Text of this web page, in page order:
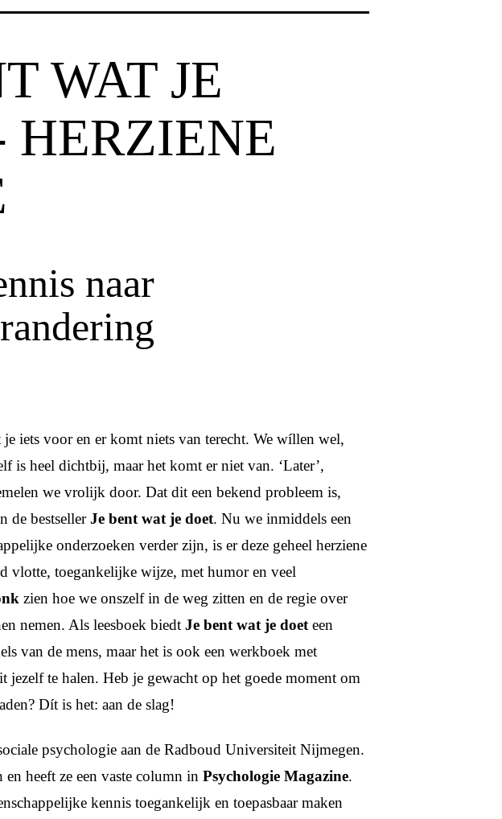
WAT JE
HERZIENE
naar
iets voor en er komt niets van terecht. We wíllen wel,
is heel dichtbij, maar het komt er niet van. ‘Later’,
we vrolijk door. Dat dit een bekend probleem is,
de bestsellerJe bent wat je doet. Nu we inmiddels een
onderzoeken verder zijn, is er deze geheel herziene
vlotte, toegankelijke wijze, met humor en veel
zien hoe we onszelf in de weg zitten en de regie over
nemen. Als leesboek biedtJe bent wat je doeteen
van de mens, maar het is ook een werkboek met
jezelf te halen. Heb je gewacht op het goede moment om
Dít is het: aan de slag!
psychologie aan de Radboud Universiteit Nijmegen.
en heeft ze een vaste column inPsychologie Magazine.
kennis toegankelijk en toepasbaar maken